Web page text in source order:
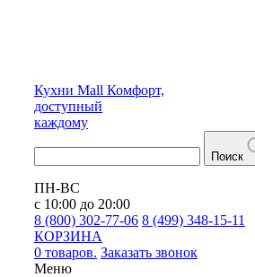
Кухни Mall Комфорт,
доступный
каждому
Поиск
ПН-ВС
с 10:00 до 20:00
8 (800) 302-77-06 8 (499) 348-15-11
КОРЗИНА
0 товаров. Заказать звонок
Меню